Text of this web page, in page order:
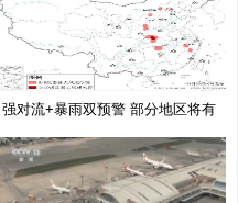
强对流+暴雨双预警 部分地区将有
10